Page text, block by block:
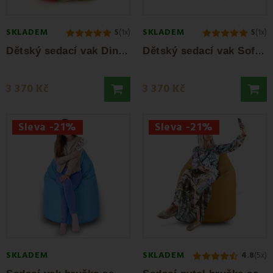
SKLADEM 5(1x)
D
ětský sedací vak Dino EMI
3 370 Kč
SKLADEM 5(1x)
D
ětský sedací vak Softy EMI
3 370 Kč
Sleva -21%
SKLADEM
Sleva -21%
SKLADEM 4.8(5x)